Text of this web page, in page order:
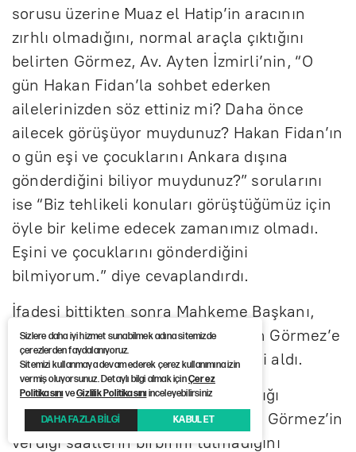
sorusu üzerine Muaz el Hatip’in aracının
zırhlı olmadığını, normal araçla çıktığını
belirten Görmez, Av. Ayten İzmirli’nin, “O
gün Hakan Fidan’la sohbet ederken
ailelerinizden söz ettiniz mi? Daha önce
ailecek görüşüyor muydunuz? Hakan Fidan’ın
o gün eşi ve çocuklarını Ankara dışına
gönderdiğini biliyor muydunuz?” sorularını
ise “Biz tehlikeli konuları görüştüğümüz için
öyle bir kelime edecek zamanımız olmadı.
Eşini ve çocuklarını gönderdiğini
bilmiyorum.” diye cevaplandırdı.
İfadesi bittikten sonra Mahkeme Başkanı,
soruları açıkça cevaplandırdığı için Görmez’e
teşekkür edip sanıkların taleplerini aldı.
Sanıklar, Kara Havacılık Komutanlığı
helikopterlerinin kalkış saatleri ile Görmez’in
verdiği saatlerin birbirini tutmadığını
Sizlere daha iyi hizmet sunabilmek adına sitemizde
çerezlerden faydalanıyoruz.
Sitemizi kullanmaya devam ederek çerez kullanımına izin
vermiş oluyorsunuz. Detaylı bilgi almak içinÇerez
PolitikasınıveGizlilik Politikasınıinceleyebilirsiniz
DAHA FAZLA BİLGİ KABUL ET